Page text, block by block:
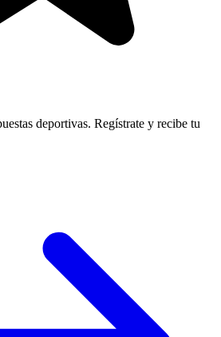
deportivas. Regístrate y recibe tu